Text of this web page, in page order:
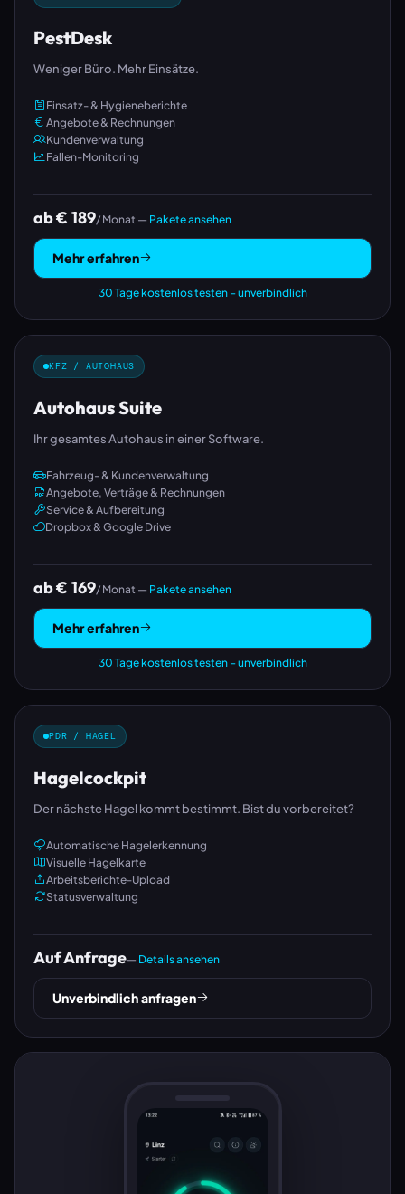
PestDesk
Weniger Büro. Mehr Einsätze.
Einsatz- & Hygieneberichte
Angebote & Rechnungen
Kundenverwaltung
Fallen-Monitoring
ab € 189/ Monat — Pakete ansehen
Mehr erfahren
30 Tage kostenlos testen – unverbindlich
KFZ / AUTOHAUS
Autohaus Suite
Ihr gesamtes Autohaus in einer Software.
Fahrzeug- & Kundenverwaltung
Angebote, Verträge & Rechnungen
Service & Aufbereitung
Dropbox & Google Drive
ab € 169/ Monat — Pakete ansehen
Mehr erfahren
30 Tage kostenlos testen – unverbindlich
PDR / HAGEL
Hagelcockpit
Der nächste Hagel kommt bestimmt. Bist du vorbereitet?
Automatische Hagelerkennung
Visuelle Hagelkarte
Arbeitsberichte-Upload
Statusverwaltung
Auf Anfrage— Details ansehen
Unverbindlich anfragen